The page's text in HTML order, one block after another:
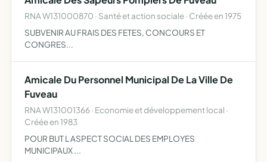
RNA W131000870 · Santé et action sociale · Créée en 1975
SUBVENIR AU FRAIS DES FETES, CONCOURS ET
CONGRES...
Amicale Du Personnel Municipal De La Ville De
Fuveau
RNA W131001366 · Economie et développement local ·
Créée en 1983
POUR BUT L ASPECT SOCIAL DES EMPLOYES
MUNICIPAUX ...